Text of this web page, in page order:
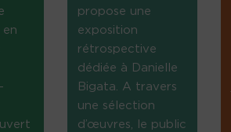
propose une
exposition
rétrospective
dédiée à Danielle
Bigata. A travers
une sélection
d’œuvres, le public